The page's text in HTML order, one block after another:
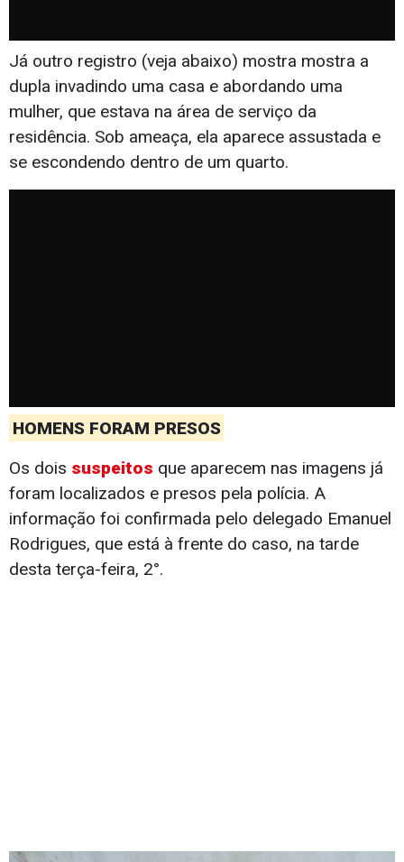
Já outro registro (veja abaixo) mostra mostra a
dupla invadindo uma casa e abordando uma
mulher, que estava na área de serviço da
residência. Sob ameaça, ela aparece assustada e
se escondendo dentro de um quarto.
HOMENS FORAM PRESOS
Os dois suspeitos que aparecem nas imagens já
foram localizados e presos pela polícia. A
informação foi confirmada pelo delegado Emanuel
Rodrigues, que está à frente do caso, na tarde
desta terça-feira, 2°.